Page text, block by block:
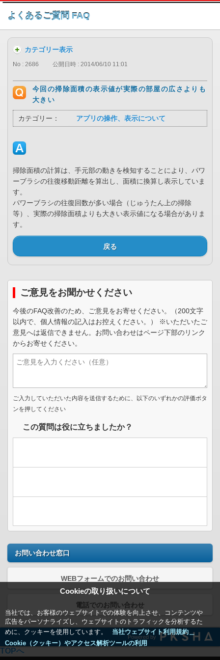
このページの本文へ
よくあるご質問 FAQ
Cookieの取り扱いについて
当社では、お客様のウェブサイトでの体験を向上させ、コンテンツや
広告をパーソナライズし、ウェブサイトのトラフィックを分析するた
めに、クッキーを使用しています。
当社ウェブサイト利用規約＿
Cookie（クッキー）やアクセス解析ツールの利用
カテゴリー表示
No : 2686 公開日時 : 2014/06/10 11:01
今回の掃除面積の表示値が実際の部屋の広さよりも
大きい
カテゴリー： アプリの操作、表示について
掃除面積の計算は、手元部の動きを検知することにより、パワ
ーブラシの往復移動距離を算出し、面積に換算し表示していま
す。
パワーブラシの往復回数が多い場合（じゅうたん上の掃除
等）、実際の掃除面積よりも大きい表示値になる場合がありま
す。
戻る
ご意見をお聞かせください
今後のFAQ改善のため、ご意見をお寄せください。（200文字
以内で、個人情報の記入はお控えください。） ※いただいたご
意見へは返信できません。お問い合わせはページ下部のリンク
からお寄せください。
ご入力していただいた内容を送信するために、以下のいずれかの評価ボタ
ンを押してください
この質問は役に立ちましたか？
お問い合わせ窓口
WEBフォームでのお問い合わせ
電話でのお問い合わせ
Powered by
TOPへ